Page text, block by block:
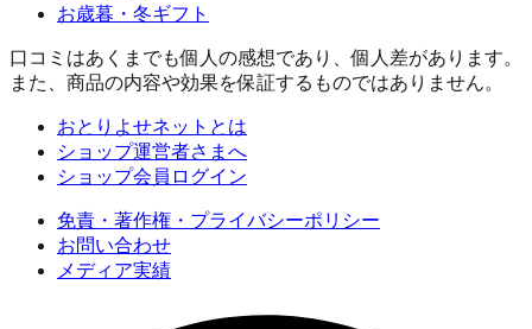
お歳暮・冬ギフト
口コミはあくまでも個人の感想であり、個人差があります。
また、商品の内容や効果を保証するものではありません。
おとりよせネットとは
ショップ運営者さまへ
ショップ会員ログイン
免責・著作権・プライバシーポリシー
お問い合わせ
メディア実績